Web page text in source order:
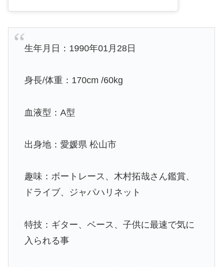
生年月日：1990年01月28日
身長/体重：170cm /60kg
血液型：A型
出身地：愛媛県 松山市
趣味：ボートレース、木村拓哉さん鑑賞、
ドライブ、ジャパハリネット
特技：ギター、ベース、子供に最速で気に
入られる事